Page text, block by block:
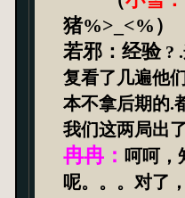
猪%>_<% ）
若邪：经验? .
复看了几遍他
本不拿后期的.
我们这两局出
冉冉：呵呵，
呢。。。对了